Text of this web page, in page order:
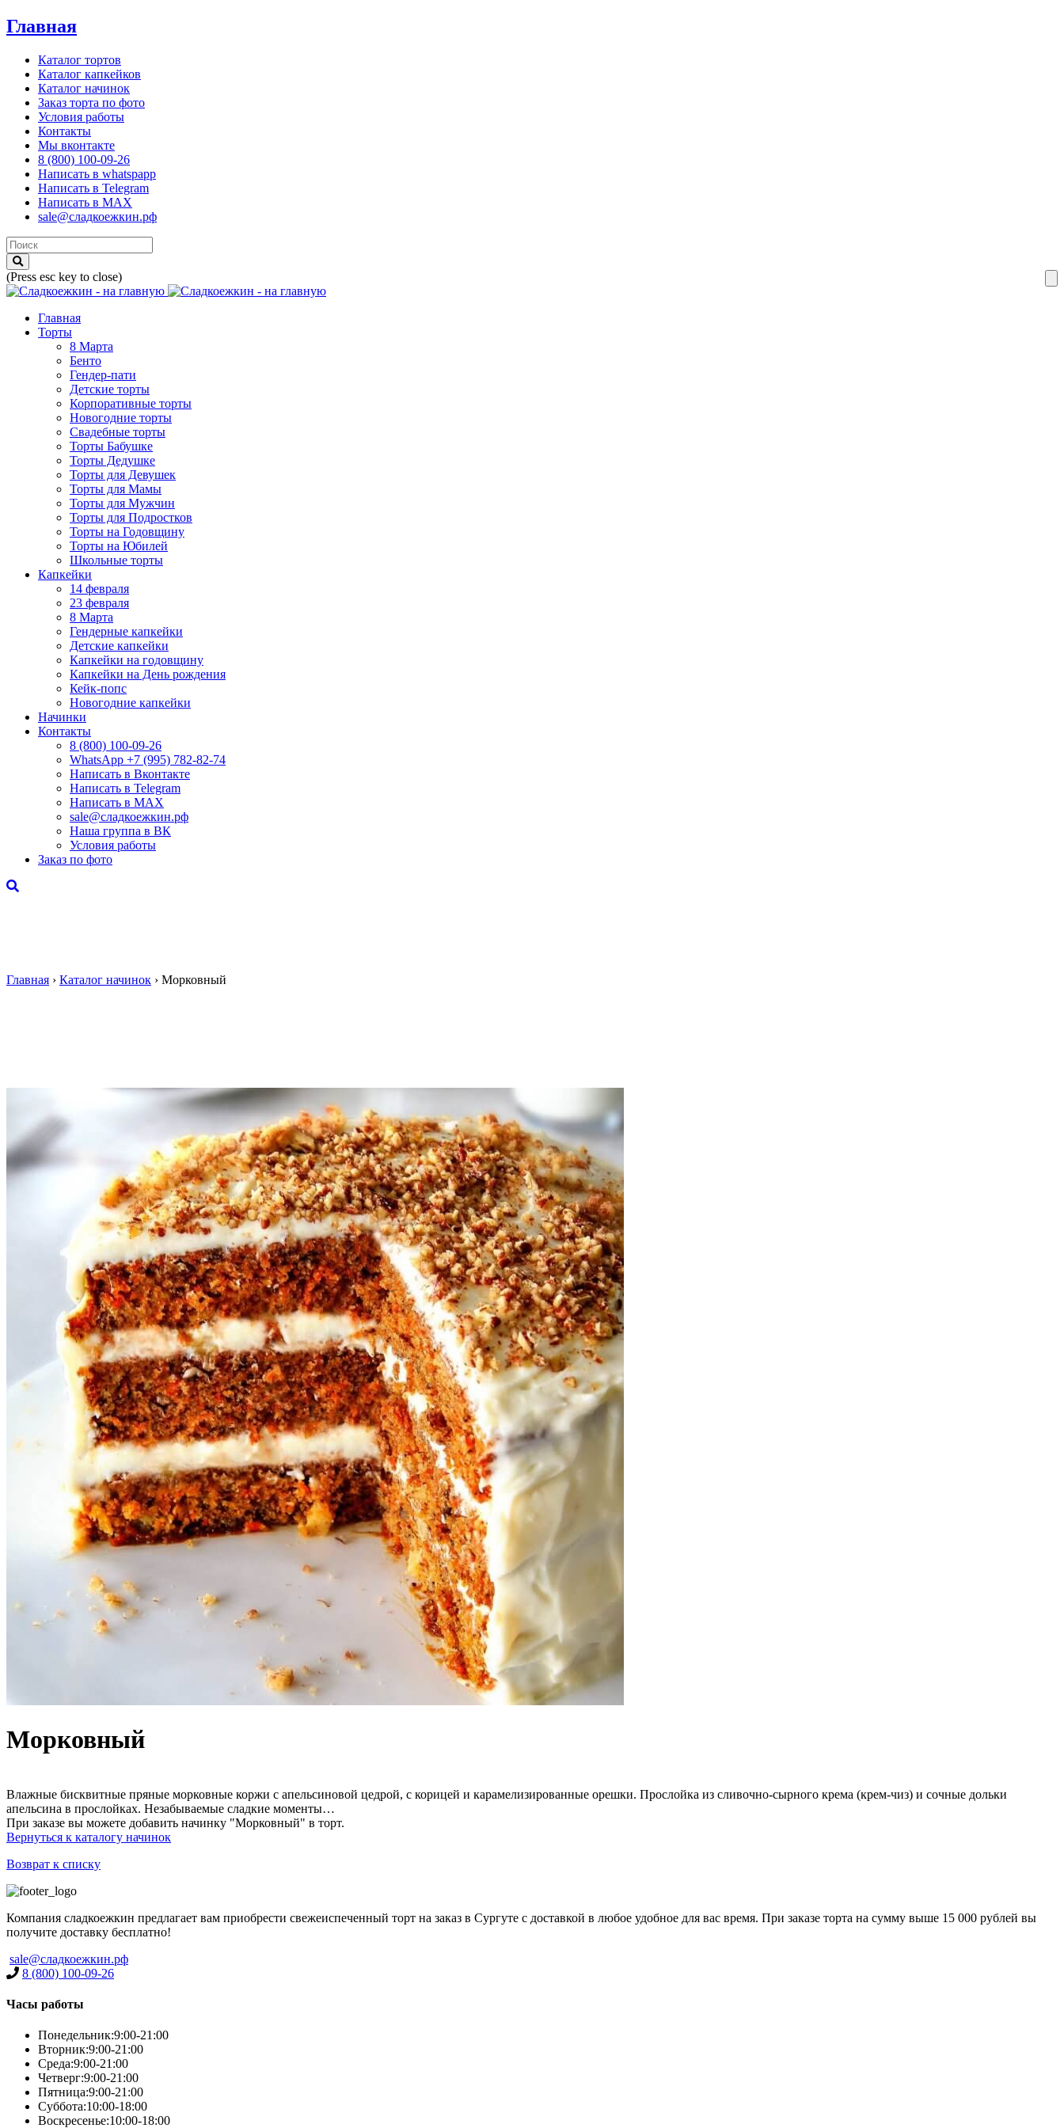
Главная
Каталог тортов
Каталог капкейков
Каталог начинок
Заказ торта по фото
Условия работы
Контакты
Мы вконтакте
8 (800) 100-09-26
Написать в whatspapp
Написать в Telegram
Написать в MAX
sale@сладкоежкин.рф
(Press esc key to close)
Главная
Торты
8 Марта
Бенто
Гендер-пати
Детские торты
Корпоративные торты
Новогодние торты
Свадебные торты
Торты Бабушке
Торты Дедушке
Торты для Девушек
Торты для Мамы
Торты для Мужчин
Торты для Подростков
Торты на Годовщину
Торты на Юбилей
Школьные торты
Капкейки
14 февраля
23 февраля
8 Марта
Гендерные капкейки
Детские капкейки
Капкейки на годовщину
Капкейки на День рождения
Кейк-попс
Новогодние капкейки
Начинки
Контакты
8 (800) 100-09-26
WhatsApp +7 (995) 782-82-74
Написать в Вконтакте
Написать в Telegram
Написать в MAX
sale@сладкоежкин.рф
Наша группа в ВК
Условия работы
Заказ по фото
Главная › Каталог начинок › Морковный
Морковный
Влажные бисквитные пряные морковные коржи с апельсиновой цедрой, с корицей и карамелизированные орешки. Прослойка из сливочно-сырного крема (крем-чиз) и сочные дольки
апельсина в прослойках. Незабываемые сладкие моменты…
При заказе вы можете добавить начинку "Морковный" в торт.
Вернуться к каталогу начинок
Возврат к списку
Компания сладкоежкин предлагает вам приобрести свежеиспеченный торт на заказ в Сургуте с доставкой в любое удобное для вас время. При заказе торта на сумму выше 15 000 рублей вы
получите доставку бесплатно!
sale@сладкоежкин.рф
8 (800) 100-09-26
Часы работы
Понедельник:9:00-21:00
Вторник:9:00-21:00
Среда:9:00-21:00
Четверг:9:00-21:00
Пятница:9:00-21:00
Суббота:10:00-18:00
Воскресенье:10:00-18:00